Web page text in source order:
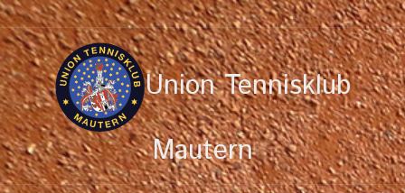
Union Tennisklub
Mautern